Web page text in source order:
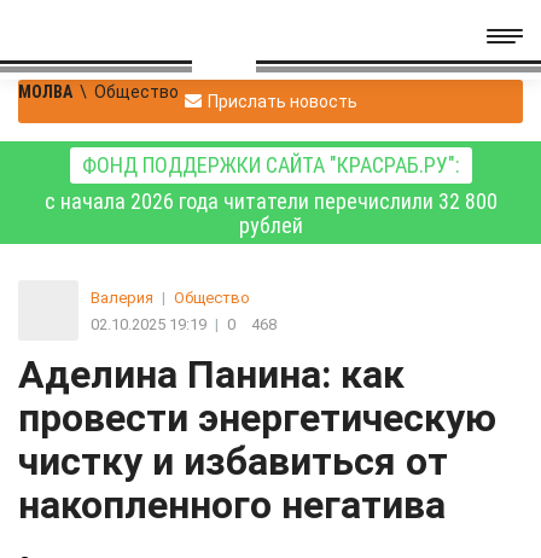
МОЛВА \ Общество Прислать новость
ФОНД ПОДДЕРЖКИ САЙТА "КРАСРАБ.РУ":
с начала 2026 года читатели перечислили 32 800
рублей
Валерия | Общество
02.10.2025 19:19 | 0 468
Аделина Панина: как
провести энергетическую
чистку и избавиться от
накопленного негатива